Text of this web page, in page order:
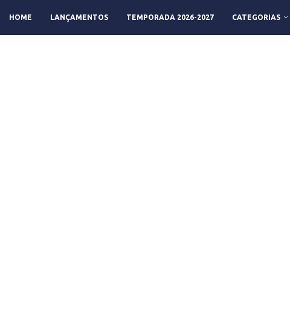
HOME LANÇAMENTOS TEMPORADA 2026-2027 CATEGORIAS